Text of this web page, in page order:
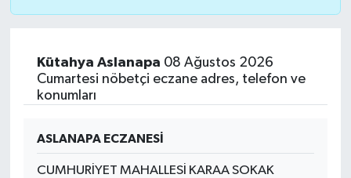
Kütahya Aslanapa 08 Ağustos 2026
Cumartesi nöbetçi eczane adres, telefon ve
konumları
ASLANAPA ECZANESİ
CUMHURİYET MAHALLESİ KARAA SOKAK